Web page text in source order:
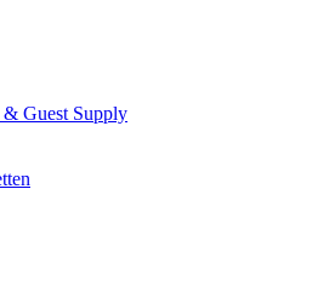
& Guest Supply